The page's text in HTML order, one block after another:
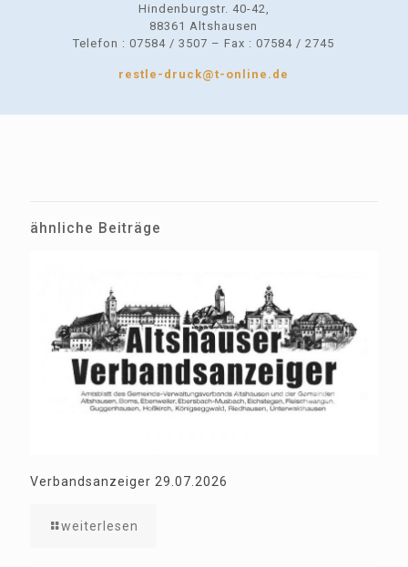
Hindenburgstr. 40-42,
88361 Altshausen
Telefon : 07584 / 3507 – Fax : 07584 / 2745
restle-druck@t-online.de
ähnliche Beiträge
Verbandsanzeiger 29.07.2026
weiterlesen